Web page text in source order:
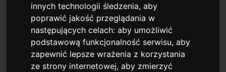
innych technologii śledzenia, aby
poprawić jakość przeglądania w
następujących celach:aby umożliwić
podstawową funkcjonalność serwisu,aby
zapewnić lepsze wrażenia z korzystania
ze strony internetowej,aby zmierzyć